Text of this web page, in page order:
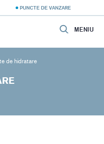
PUNCTE DE VANZARE
MENIU
de hidratare